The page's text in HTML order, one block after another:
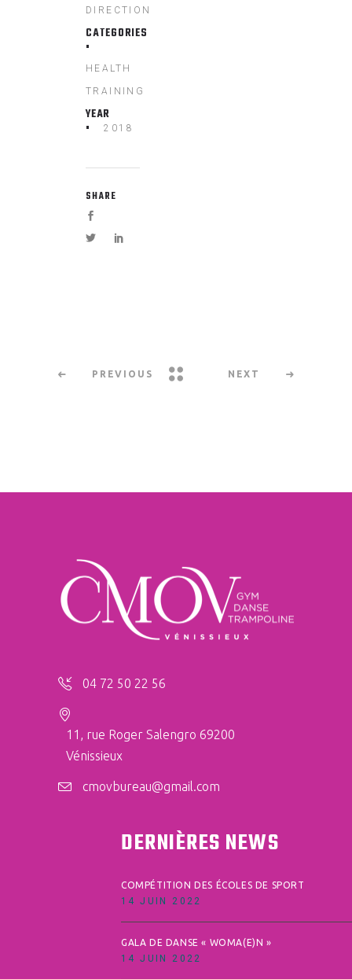
DIRECTION
CATEGORIES
HEALTH
TRAINING
YEAR
2018
SHARE
PREVIOUS NEXT
04 72 50 22 56
11, rue Roger Salengro 69200
Vénissieux
cmovbureau@gmail.com
DERNIÈRES NEWS
COMPÉTITION DES ÉCOLES DE SPORT
14 JUIN 2022
GALA DE DANSE « WOMA(E)N »
14 JUIN 2022